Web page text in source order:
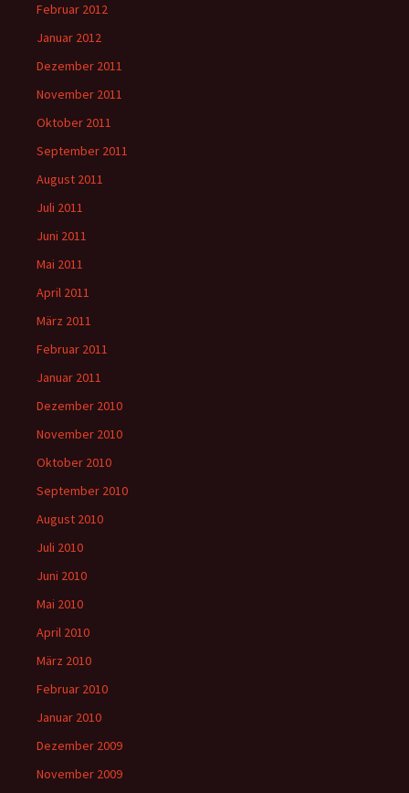
Februar 2012
Januar 2012
Dezember 2011
November 2011
Oktober 2011
September 2011
August 2011
Juli 2011
Juni 2011
Mai 2011
April 2011
März 2011
Februar 2011
Januar 2011
Dezember 2010
November 2010
Oktober 2010
September 2010
August 2010
Juli 2010
Juni 2010
Mai 2010
April 2010
März 2010
Februar 2010
Januar 2010
Dezember 2009
November 2009